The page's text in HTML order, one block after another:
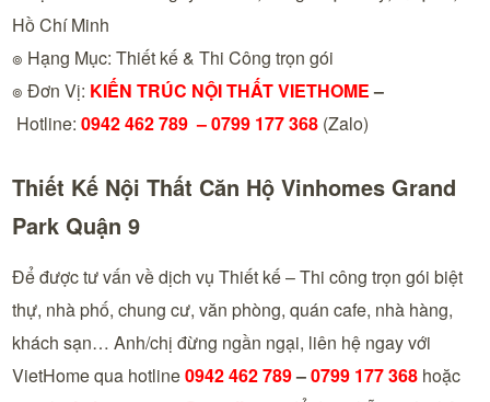
Hồ Chí Minh
๏ Hạng Mục: Thiết kế & Thi Công trọn gói
๏ Đơn Vị: KIẾN TRÚC NỘI THẤT VIETHOME–
Hotline:0942 462 789 –0799 177 368 (Zalo)
Thiết Kế Nội Thất Căn Hộ Vinhomes Grand
Park Quận 9
Để được tư vấn về dịch vụ Thiết kế – Thi công trọn gói biệt
thự, nhà phố, chung cư, văn phòng, quán cafe, nhà hàng,
khách sạn… Anh/chị đừng ngần ngại, liên hệ ngay với
VietHome qua hotline0942 462 789–0799 177 368 hoặc